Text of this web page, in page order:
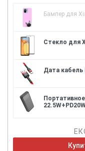
Бампер для
Стекло для
Дата кабель